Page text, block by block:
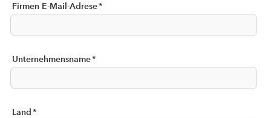
Firmen E-Mail-Adrese*
Unternehmensname*
Land *